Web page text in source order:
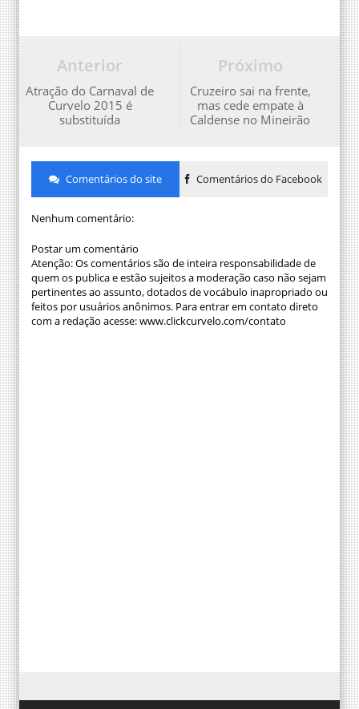
Próximo
Cruzeiro sai na frente,
mas cede empate à
Caldense no Mineirão
Anterior
Atração do Carnaval de
Curvelo 2015 é
substituída
Comentários do site Comentários do Facebook
Nenhum comentário:
Postar um comentário
Atenção: Os comentários são de inteira responsabilidade de
quem os publica e estão sujeitos a moderação caso não sejam
pertinentes ao assunto, dotados de vocábulo inapropriado ou
feitos por usuários anônimos. Para entrar em contato direto
com a redação acesse: www.clickcurvelo.com/contato